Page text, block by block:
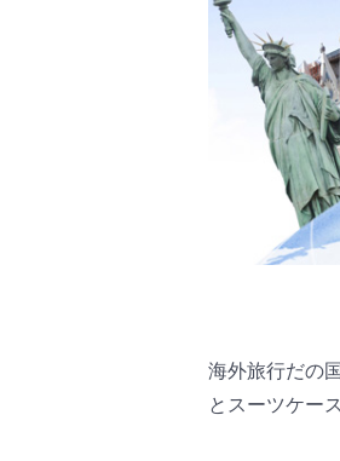
海外旅行だの
とスーツケース